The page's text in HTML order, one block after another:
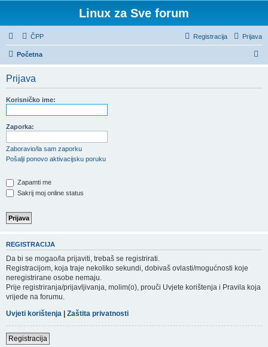
Linux za Sve forum
ČPP Prijava
Registracija
Početna
Prijava
Korisničko ime:
Zaporka:
Zaboravio/la sam zaporku
Pošalji ponovo aktivacijsku poruku
Zapamti me
Sakrij moj online status
REGISTRACIJA
Da bi se mogao/la prijaviti, trebaš se registrirati.
Registracijom, koja traje nekoliko sekundi, dobivaš ovlasti/mogućnosti koje
neregistrirane osobe nemaju.
Prije registriranja/prijavljivanja, molim(o), prouči Uvjete korištenja i Pravila koja
vrijede na forumu.
Uvjeti korištenja | Zaštita privatnosti
Registracija